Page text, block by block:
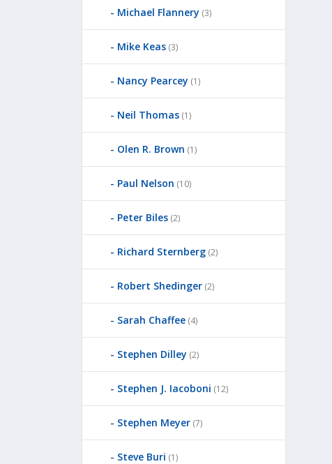
Michael Flannery (3)
Mike Keas (3)
Nancy Pearcey (1)
Neil Thomas (1)
Olen R. Brown (1)
Paul Nelson (10)
Peter Biles (2)
Richard Sternberg (2)
Robert Shedinger (2)
Sarah Chaffee (4)
Stephen Dilley (2)
Stephen J. Iacoboni (12)
Stephen Meyer (7)
Steve Buri (1)